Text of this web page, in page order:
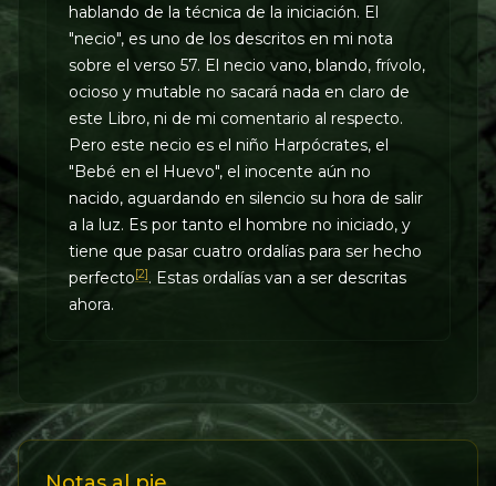
hablando de la técnica de la iniciación. El
"necio", es uno de los descritos en mi nota
sobre el verso 57. El necio vano, blando, frívolo,
ocioso y mutable no sacará nada en claro de
este Libro, ni de mi comentario al respecto.
Pero este necio es el niño Harpócrates, el
"Bebé en el Huevo", el inocente aún no
nacido, aguardando en silencio su hora de salir
a la luz. Es por tanto el hombre no iniciado, y
tiene que pasar cuatro ordalías para ser hecho
perfecto[2]. Estas ordalías van a ser descritas
ahora.